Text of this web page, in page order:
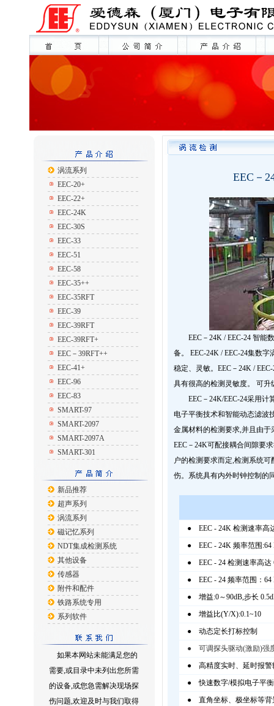
涡流系列
EEC-20+
EEC-22+
EEC-24K
EEC-30S
EEC-33
EEC-51
EEC-58
EEC-35++
EEC-35RFT
EEC-39
EEC-39RFT
EEC-39RFT+
EEC－39RFT++
EEC-41+
EEC-96
EEC-83
SMART-97
SMART-2097
SMART-2097A
SMART-301
新品推荐
超声系列
涡流系列
磁记忆系列
NDT集成检测系统
其他设备
传感器
附件和配件
铁路系统专用
系列软件
如果本网站未能满足您的
需要,或目录中未列出您所需
的设备,或您急需解决现场探
伤问题,欢迎及时与我们取得
EEC－
EEC－24K / EEC-24 智能数
备。 EEC-24K / EEC-24集数
稳定、灵敏。EEC－24K /
具有很高的检测灵敏度。 可升
EEC－24K/EEC-24采用计
电子平衡技术和智能动态滤波
金属材料的检测要求,并且由
EEC－24K可配接耦合间隙要
户的检测要求而定,检测系统
伤。系统具有内外时钟控制的
● EEC - 24K 检测速率高
● EEC - 24K 频率范围:64
● EEC - 24 检测速率高达
● EEC - 24 频率范围：64
● 增益:0～90dB,步长
● 增益比(Y/X):0.1~10
● 动态定长打标控制
● 可调探头驱动(激励)强
● 高精度实时、延时报警
● 快速数字/模拟电子平衡
● 直角坐标、极坐标等背